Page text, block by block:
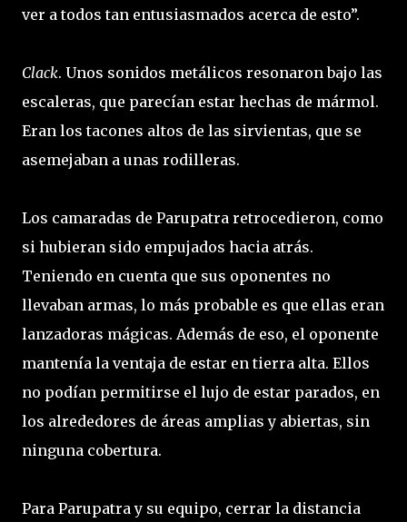
ver a todos tan entusiasmados acerca de esto”.
Clack. Unos sonidos metálicos resonaron bajo las
escaleras, que parecían estar hechas de mármol.
Eran los tacones altos de las sirvientas, que se
asemejaban a unas rodilleras.
Los camaradas de Parupatra retrocedieron, como
si hubieran sido empujados hacia atrás.
Teniendo en cuenta que sus oponentes no
llevaban armas, lo más probable es que ellas eran
lanzadoras mágicas. Además de eso, el oponente
mantenía la ventaja de estar en tierra alta. Ellos
no podían permitirse el lujo de estar parados, en
los alrededores de áreas amplias y abiertas, sin
ninguna cobertura.
Para Parupatra y su equipo, cerrar la distancia